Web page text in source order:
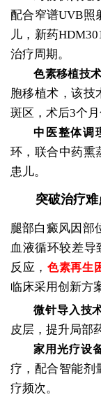
配合窄谱UVB照
儿，新药
治疗周期。
色素移植技术
胞移植术，该技
斑区，术后3个月
中医整体调
环，联合中药熏
患儿。
突破治疗
腿部白癜风因部
血液循环较差导
反应，色素再生
临床采用创新方
微针导入技
皮层，提升局部
家用光疗设
疗，配合智能剂
疗频次。